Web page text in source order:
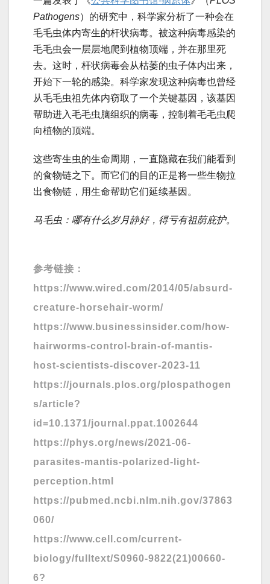
Pathogens）的研究中，科学家分析了一种会在
毛毛虫体内寄生的杆状病毒。被这种病毒感染的
毛毛虫会一层层地爬到植物顶端，并在那里死
去。这时，杆状病毒会从枯萎的虫子体内出来，
开始下一轮的感染。科学家发现这种病毒也曾经
从毛毛虫祖先体内窃取了一个关键基因，该基因
帮助进入毛毛虫脑组织的病毒，控制着毛毛虫爬
向植物的顶端。
这些寄生虫的生命周期，一直隐藏在我们能看到
的食物链之下。而它们的目的正是将一些生物拉
出食物链，用生命帮助它们延续基因。
马毛虫：哪有什么岁月静好，得亏有祖荫庇护。
参考链接：
https://www.wired.com/2014/05/absurd-
creature-horsehair-worm/
https://www.businessinsider.com/how-
hairworms-control-brain-of-mantis-
host-scientists-discover-2023-11
https://journals.plos.org/plospathogen
s/article?
id=10.1371/journal.ppat.1002644
https://phys.org/news/2021-06-
parasites-mantis-polarized-light-
perception.html
https://pubmed.ncbi.nlm.nih.gov/37863
060/
https://www.cell.com/current-
biology/fulltext/S0960-9822(21)00660-
6?